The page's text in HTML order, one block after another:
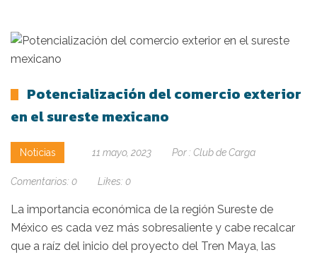
Potencialización del comercio exterior
en el sureste mexicano
Noticias 11 mayo, 2023 Por : Club de Carga
Comentarios: 0 Likes: 0
La importancia económica de la región Sureste de
México es cada vez más sobresaliente y cabe recalcar
que a raíz del inicio del proyecto del Tren Maya, las